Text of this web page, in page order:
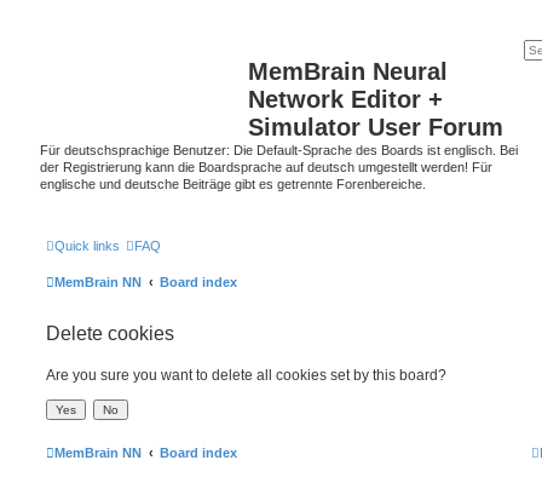
MemBrain Neural
Network Editor +
Simulator User Forum
Für deutschsprachige Benutzer: Die Default-Sprache des Boards ist englisch. Bei
der Registrierung kann die Boardsprache auf deutsch umgestellt werden! Für
englische und deutsche Beiträge gibt es getrennte Forenbereiche.
Quick links FAQ
MemBrain NN Board index
Delete cookies
Are you sure you want to delete all cookies set by this board?
MemBrain NN Board index